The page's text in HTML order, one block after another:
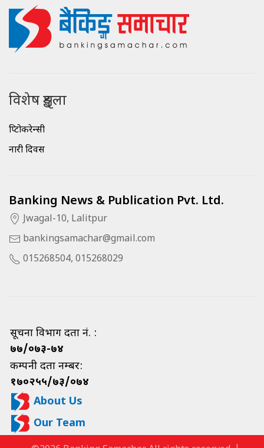
विशेष शृङ्खला
क्रिप्टोकरेन्सी
नारी दिवस
Banking News & Publication Pvt. Ltd.
Jwagal-10, Lalitpur
bankingsamachar@gmail.com
015268504, 015268029
सूचना विभाग दर्ता नं. :
७७/०७३-७४
कम्पनी दर्ता नम्बर:
१७०२५५/७३/०७४
About Us
Our Team